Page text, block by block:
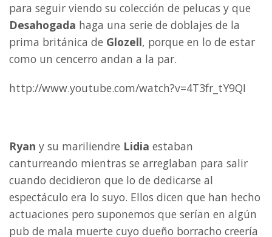
para seguir viendo su colección de pelucas y que
Desahogada haga una serie de doblajes de la
prima británica de Glozell, porque en lo de estar
como un cencerro andan a la par.
http://www.youtube.com/watch?v=4T3fr_tY9QI
Ryan y su mariliendre Lidia estaban
canturreando mientras se arreglaban para salir
cuando decidieron que lo de dedicarse al
espectáculo era lo suyo. Ellos dicen que han hecho
actuaciones pero suponemos que serían en algún
pub de mala muerte cuyo dueño borracho creería